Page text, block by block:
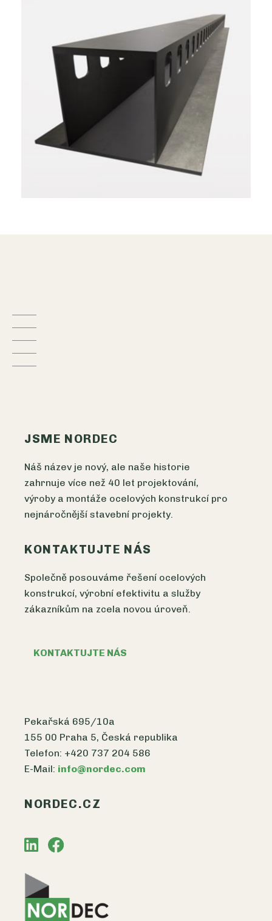
JSME NORDEC
Náš název je nový, ale naše historie
zahrnuje více než 40 let projektování,
výroby a montáže ocelových konstrukcí pro
nejnáročnější stavební projekty.
KONTAKTUJTE NÁS
Společně posouváme řešení ocelových
konstrukcí, výrobní efektivitu a služby
zákazníkům na zcela novou úroveň.
KONTAKTUJTE NÁS
Pekařská 695/10a
155 00 Praha 5, Česká republika
Telefon: +420 737 204 586
E-Mail: info@nordec.com
NORDEC.CZ